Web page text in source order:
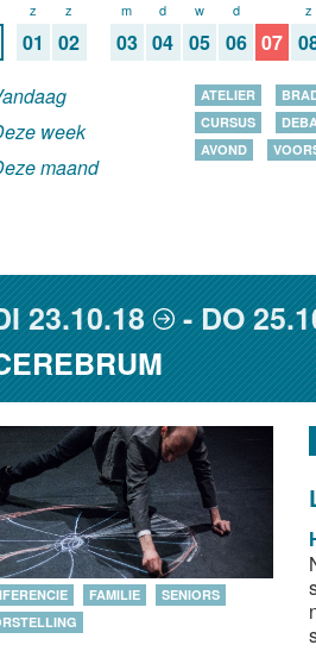
z
01
z
02
m
03
d
04
w
05
d
06 07
z
week
maand
ATELIER
CURSUS
AVOND
23.10.18 DO
FAMILIE
SENIORS